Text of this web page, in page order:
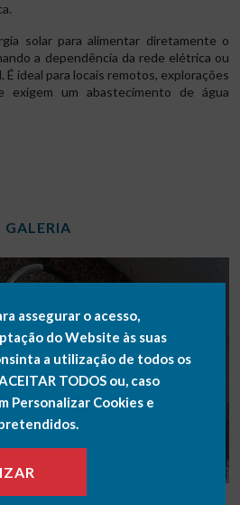
solar para alimentar diretamente o
a dependência da rede elétrica ou
ideal para locais remotos, explorações
exigem um abastecimento de água
GALERIA
assegurar o acesso,
do Website às suas
a utilização de todos os
TODOS ou, caso
Personalizar Cookies e